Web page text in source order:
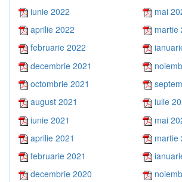
iunie 2022
mai
aprilie 2022
martie
februarie 2022
decembrie 2021
octombrie 2021
august 2021
iulie
iunie 2021
mai
aprilie 2021
martie
februarie 2021
decembrie 2020